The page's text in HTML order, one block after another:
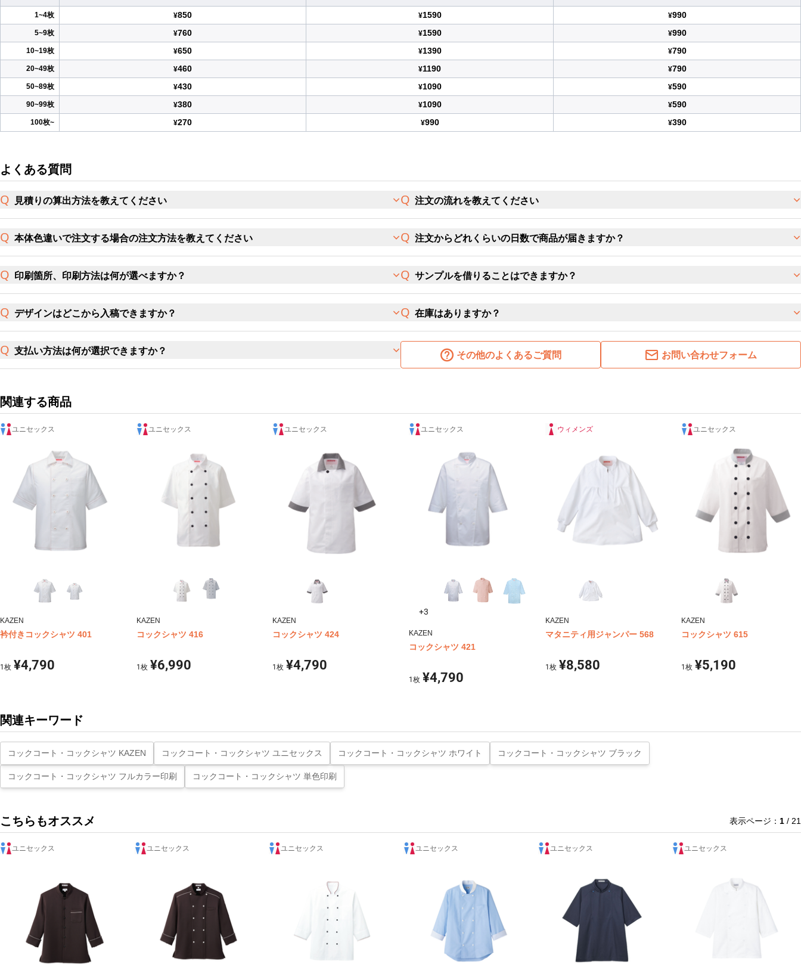
1~4枚 ¥850 ¥1590 ¥990
5~9枚 ¥760 ¥1590 ¥990
10~19枚 ¥650 ¥1390 ¥790
20~49枚 ¥460 ¥1190 ¥790
50~89枚 ¥430 ¥1090 ¥590
90~99枚 ¥380 ¥1090 ¥590
100枚~ ¥270 ¥990 ¥390
よくある質問
見積りの算出方法を教えてください
本体色違いで注文する場合の注文方法を教えてください
印刷箇所、印刷方法は何が選べますか？
デザインはどこから入稿できますか？
支払い方法は何が選択できますか？
注文の流れを教えてください
注文からどれくらいの日数で商品が届きますか？
サンプルを借りることはできますか？
在庫はありますか？
その他のよくあるご質問 お問い合わせフォーム
関連する商品
ユニセックス
KAZEN
衿付きコックシャツ 401
1 枚 ¥4,790
ユニセックス
KAZEN
コックシャツ 416
1 枚 ¥6,990
ユニセックス
KAZEN
コックシャツ 424
1枚 ¥4,790
ユニセックス
+3
KAZEN
コックシャツ 421
1 枚 ¥4,790
ウィメンズ
KAZEN
マタニティ用ジャンパー 568
1 枚 ¥8,580
ユニセックス
KAZEN
コックシャツ 615
1枚 ¥5,190
関連キーワード
コックコート・コックシャツ KAZEN コックコート・コックシャツ ユニセックス コックコート・コックシャツ ホワイト コックコート・コックシャツ ブラック
コックコート・コックシャツ フルカラー印刷 コックコート・コックシャツ 単色印刷
こちらもオススメ 表示ページ： 1 / 21
ユニセックス ユニセックス ユニセックス ユニセックス ユニセックス ユニセックス